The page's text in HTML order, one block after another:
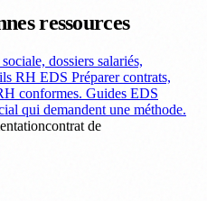
ressources
dossiers salariés,
RH EDS Préparer contrats,
conformes. Guides EDS
qui demandent une méthode.
contrat de